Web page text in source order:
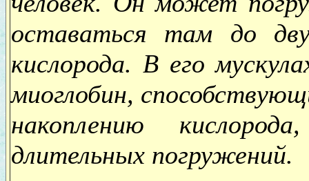
оставаться там до
кислорода. В его
миоглобин,
накоплению
длительных погружений.